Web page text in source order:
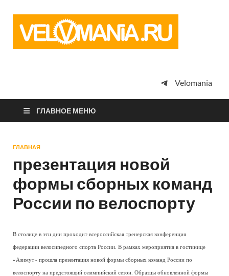
просто
Velomania
ГЛАВНОЕ МЕНЮ
ГЛАВНАЯ
презентация новой
формы сборных команд
России по велоспорту
В столице в эти дни проходит всероссийская тренерская конференция
федерации велосипедного спорта России. В рамках мероприятия в гостинице
«Азимут» прошла презентация новой формы сборных команд России по
велоспорту на предстоящий олимпийский сезон. Образцы обновленной формы